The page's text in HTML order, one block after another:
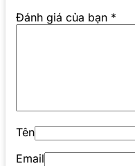
Đánh giá của bạn *
Tên
Email